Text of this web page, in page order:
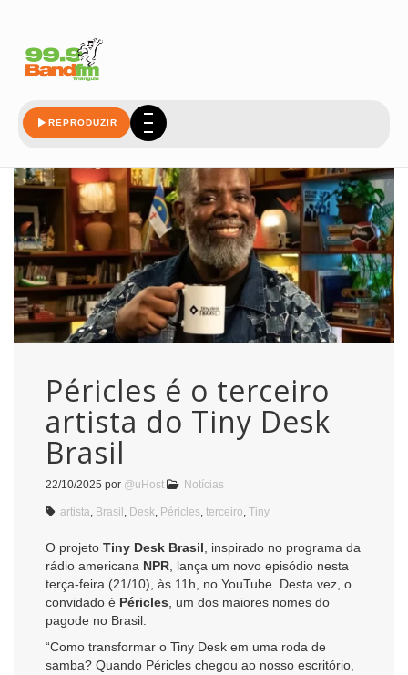
REPRODUZIR
Péricles é o terceiro
artista do Tiny Desk
Brasil
22/10/2025 por @uHost Notícias
artista Brasil Desk Péricles terceiro Tiny
O projeto Tiny Desk Brasil , inspirado no programa da
rádio americana NPR , lança um novo episódio nesta
terça-feira (21/10), às 11h, no YouTube. Desta vez, o
convidado é Péricles , um dos maiores nomes do
pagode no Brasil.
“Como transformar o Tiny Desk em uma roda de
samba? Quando Péricles chegou ao nosso escritório,